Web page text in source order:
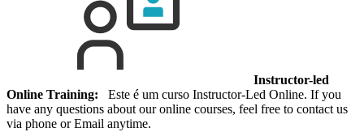
Instructor-led
Online Training: Este é um curso Instructor-Led Online. If you
have any questions about our online courses, feel free to contact us
via phone or Email anytime.